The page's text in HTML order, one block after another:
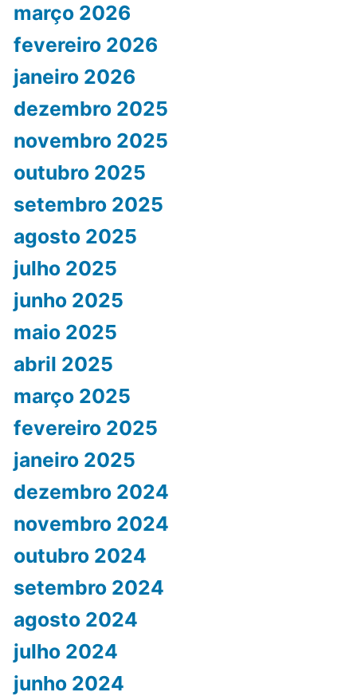
março 2026
fevereiro 2026
janeiro 2026
dezembro 2025
novembro 2025
outubro 2025
setembro 2025
agosto 2025
julho 2025
junho 2025
maio 2025
abril 2025
março 2025
fevereiro 2025
janeiro 2025
dezembro 2024
novembro 2024
outubro 2024
setembro 2024
agosto 2024
julho 2024
junho 2024